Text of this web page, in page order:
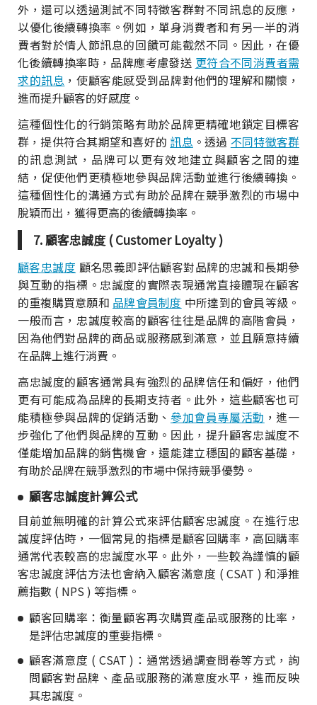
外，還可以透過測試不同特徵客群對不同訊息的反應，
以優化後續轉換率。例如，單身消費者和有另一半的消
費者對於情人節訊息的回饋可能截然不同。因此，在優
化後續轉換率時，品牌應考慮發送 更符合不同消費者需
求的訊息 ，使顧客能感受到品牌對他們的理解和關懷，
進而提升顧客的好感度。
這種個性化的行銷策略有助於品牌更精確地鎖定目標客
群，提供符合其期望和喜好的 訊息 。透過 不同特徵客群
的訊息測試，品牌可以更有效地建立與顧客之間的連
結，促使他們更積極地參與品牌活動並進行後續轉換。
這種個性化的溝通方式有助於品牌在競爭激烈的市場中
脫穎而出，獲得更高的後續轉換率。
7. 顧客忠誠度 ( Customer Loyalty )
顧客忠誠度 顧名思義即評估顧客對品牌的忠誠和長期參
與互動的指標。忠誠度的實際表現通常直接體現在顧客
的重複購買意願和 品牌會員制度 中所達到的會員等級。
一般而言，忠誠度較高的顧客往往是品牌的高階會員，
因為他們對品牌的商品或服務感到滿意，並且願意持續
在品牌上進行消費。
高忠誠度的顧客通常具有強烈的品牌信任和偏好，他們
更有可能成為品牌的長期支持者。此外，這些顧客也可
能積極參與品牌的促銷活動、 參加會員專屬活動 ，進一
步強化了他們與品牌的互動。因此，提升顧客忠誠度不
僅能增加品牌的銷售機會，還能建立穩固的顧客基礎，
有助於品牌在競爭激烈的市場中保持競爭優勢。
顧客忠誠度計算公式
目前並無明確的計算公式來評估顧客忠誠度。在進行忠
誠度評估時，一個常見的指標是顧客回購率，高回購率
通常代表較高的忠誠度水平。此外，一些較為謹慎的顧
客忠誠度評估方法也會納入顧客滿意度 ( CSAT ) 和淨推
薦指數 ( NPS ) 等指標。
顧客回購率：衡量顧客再次購買產品或服務的比率，
是評估忠誠度的重要指標。
顧客滿意度 ( CSAT )：通常透過調查問卷等方式，詢
問顧客對品牌、產品或服務的滿意度水平，進而反映
其忠誠度。